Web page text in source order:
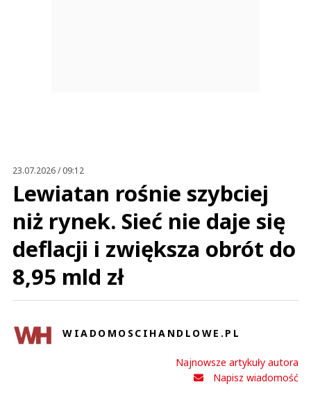
23.07.2026 / 09:12
Lewiatan rośnie szybciej
niż rynek. Sieć nie daje się
deflacji i zwiększa obrót do
8,95 mld zł
WIADOMOSCIHANDLOWE.PL
Najnowsze artykuły autora
Napisz wiadomość